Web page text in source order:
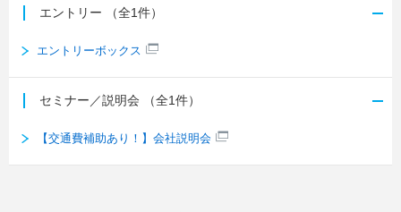
エントリー （全1件）
エントリーボックス
セミナー／説明会 （全1件）
【交通費補助あり！】会社説明会